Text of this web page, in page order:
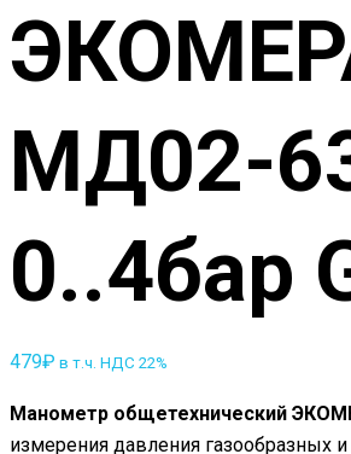
МД02-
0..4бар
479₽ в т.ч. НДС 22%
Манометр общетехнический
измерения давления газообразных